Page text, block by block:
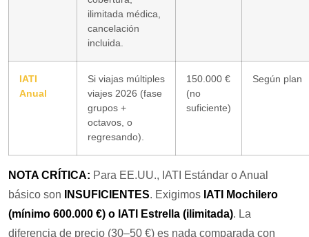
ilimitada médica,
cancelación
incluida.
IATI
Anual
Si viajas múltiples
viajes 2026 (fase
grupos +
octavos, o
regresando).
150.000 €
(no
suficiente)
Según plan
NOTA CRÍTICA: Para EE.UU., IATI Estándar o Anual
básico son
INSUFICIENTES. Exigimos IATI Mochilero
(mínimo 600.000 €) o IATI Estrella (ilimitada). La
diferencia de precio (30–50 €) es nada comparada con